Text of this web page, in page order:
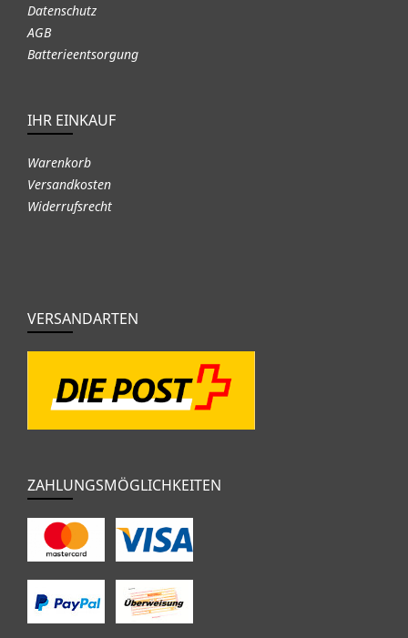
Datenschutz
AGB
Batterieentsorgung
IHR EINKAUF
Warenkorb
Versandkosten
Widerrufsrecht
VERSANDARTEN
ZAHLUNGSMÖGLICHKEITEN